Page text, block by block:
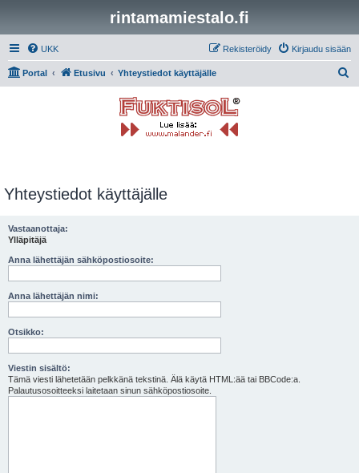
rintamamiestalo.fi
UKK Kirjaudu sisään
Rekisteröidy
Portal Etusivu Yhteystiedot käyttäjälle
Yhteystiedot käyttäjälle
Vastaanottaja:
Ylläpitäjä
Anna lähettäjän sähköpostiosoite:
Anna lähettäjän nimi:
Otsikko:
Viestin sisältö:
Tämä viesti lähetetään pelkkänä tekstinä. Älä käytä HTML:ää tai BBCode:a.
Palautusosoitteeksi laitetaan sinun sähköpostiosoite.